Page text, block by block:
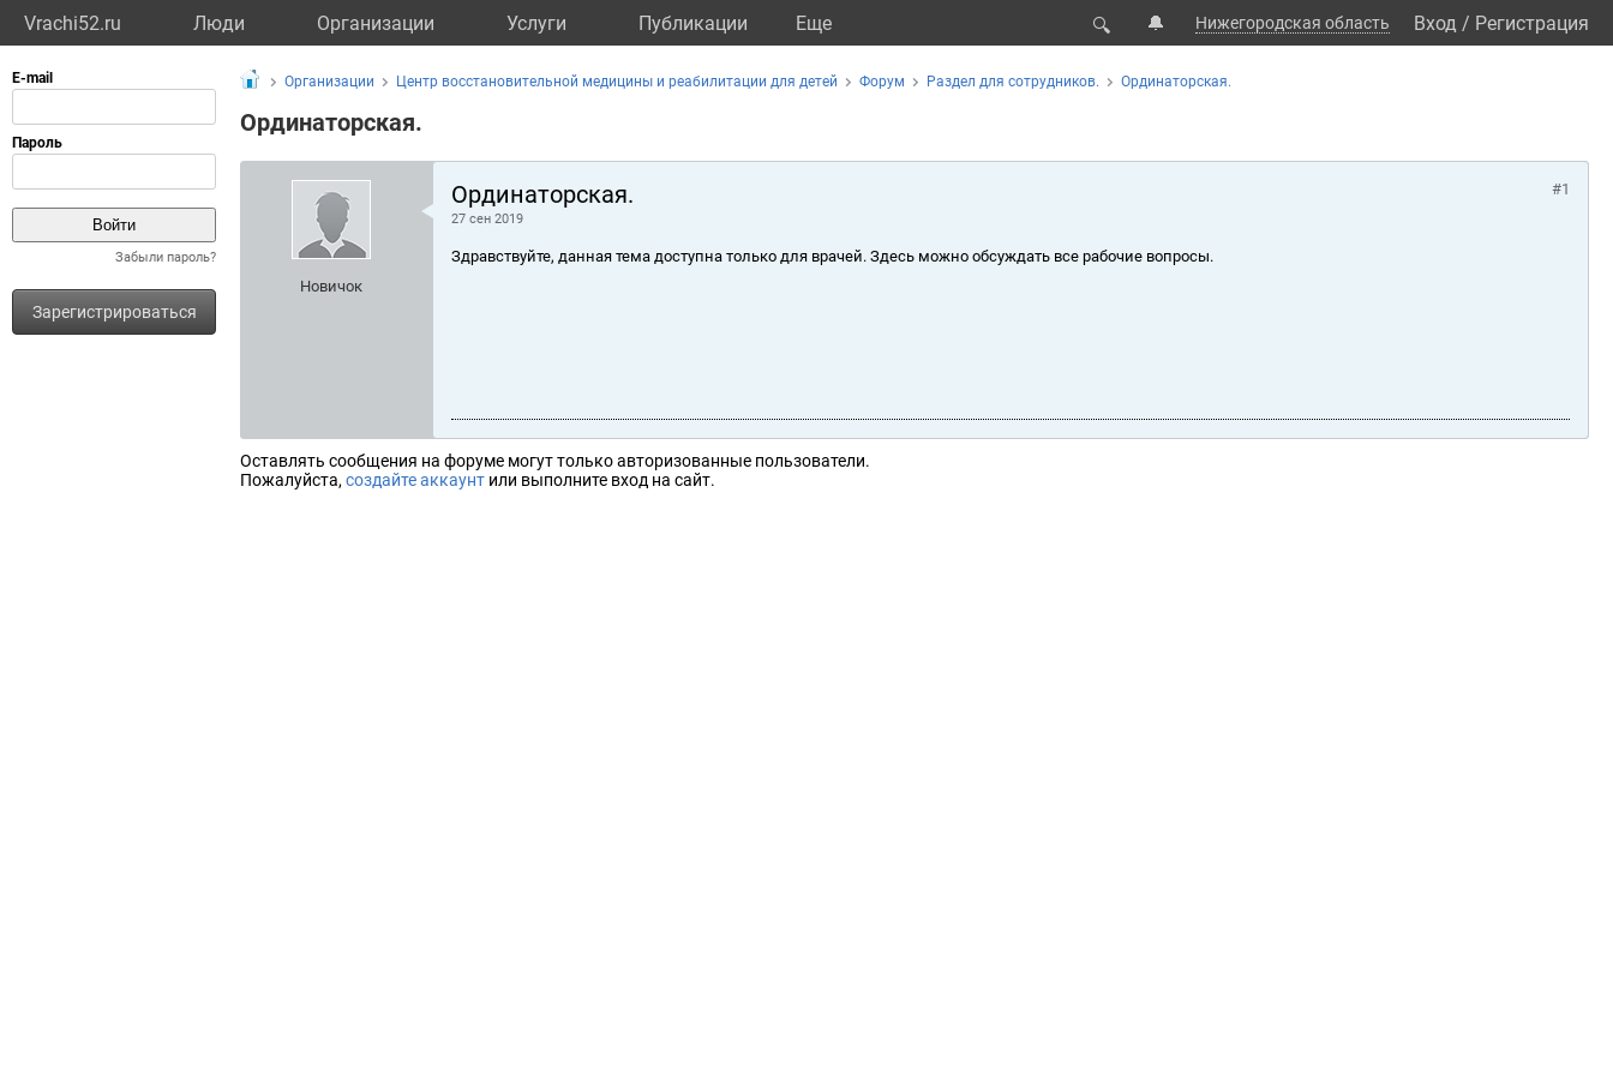
Vrachi52.ru Люди Организации Услуги Публикации Eще 🔍 🔔 Нижегородская область Вход / Регистрация
Забыли пароль?
Зарегистрироваться
Организации Центр восстановительной медицины и реабилитации для детей Форум Раздел для сотрудников. Ординаторская.
Ординаторская.
Новичок
Ординаторская.
27 сен 2019
#1
Здравствуйте, данная тема доступна только для врачей. Здесь можно обсуждать все рабочие вопросы.
Оставлять сообщения на форуме могут только авторизованные пользователи.
Пожалуйста, создайте аккаунт или выполните вход на сайт.